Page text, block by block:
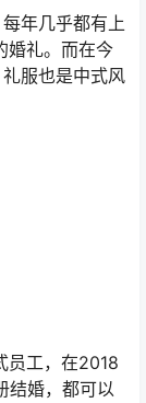
年几乎都有上
婚礼。而在今
服也是中式风
员工，在2018
婚，都可以